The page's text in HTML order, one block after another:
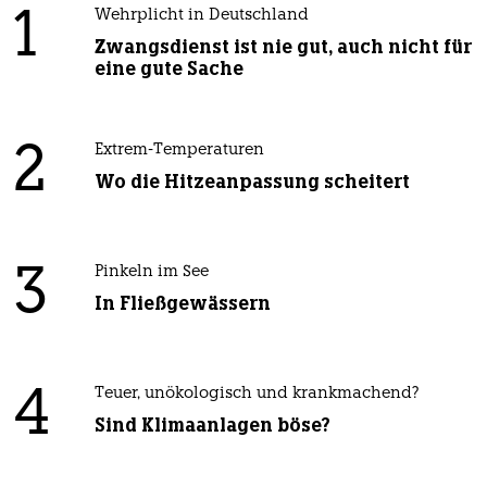
1 Wehrplicht in Deutschland
Zwangsdienst ist nie gut, auch nicht für
eine gute Sache
2 Extrem-Temperaturen
Wo die Hitzeanpassung scheitert
3 Pinkeln im See
In Fließgewässern
4 Teuer, unökologisch und krankmachend?
Sind Klimaanlagen böse?